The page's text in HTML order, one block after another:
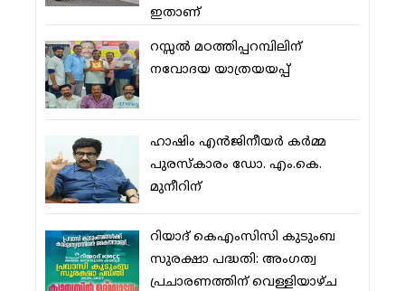
ഇതാണ്
റസ്സല്‍ മഠത്തിപ്പറമ്പിലിന്
നവോദയ യാത്രയയപ്പ്
ഹാഷിം എന്‍ജിനീയര്‍ കര്‍മ്മ
പുരസ്‌കാരം ഡോ. എം.കെ.
മുനീറിന്
റിയാദ് കെഎംസിസി കുടുംബ
സുരക്ഷാ പദ്ധതി: അംഗത്വ
പ്രചാരണത്തിന് വെള്ളിയാഴ്ച